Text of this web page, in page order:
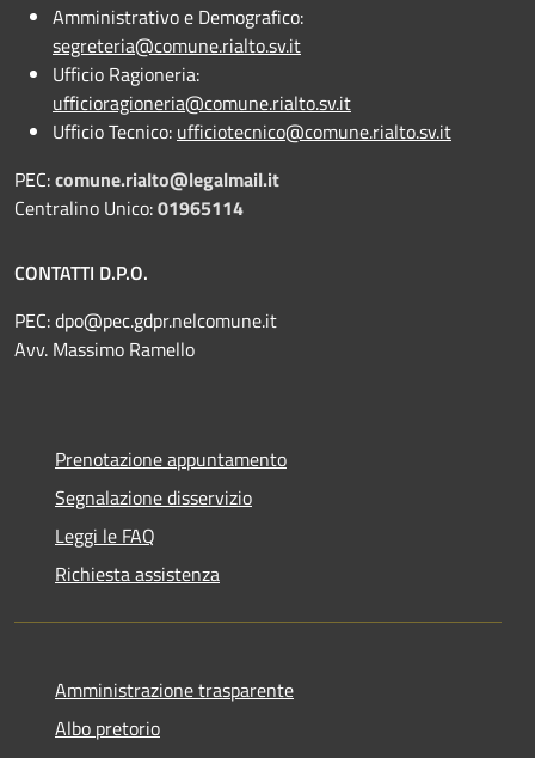
Amministrativo e Demografico:
segreteria@comune.rialto.sv.it
Ufficio Ragioneria:
ufficioragioneria@comune.rialto.sv.it
Ufficio Tecnico: ufficiotecnico@comune.rialto.sv.it
PEC:comune.rialto@legalmail.it
Centralino Unico:01965114
CONTATTI D.P.O.
PEC:dpo@pec.gdpr.nelcomune.it
Avv. Massimo Ramello
Prenotazione appuntamento
Segnalazione disservizio
Leggi le FAQ
Richiesta assistenza
Amministrazione trasparente
Albo pretorio